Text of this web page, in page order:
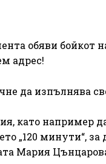
обяви бойкот
адрес!
да изпълнява
като например
„120 минути“, за
Мария